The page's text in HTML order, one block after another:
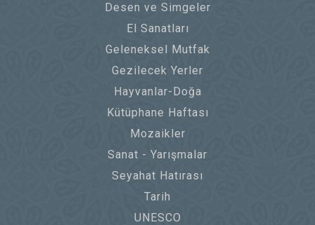
Desen ve Simgeler
El Sanatları
Geleneksel Mutfak
Gezilecek Yerler
Hayvanlar-Doğa
Kütüphane Haftası
Mozaikler
Sanat - Yarışmalar
Seyahat Hatırası
Tarih
UNESCO